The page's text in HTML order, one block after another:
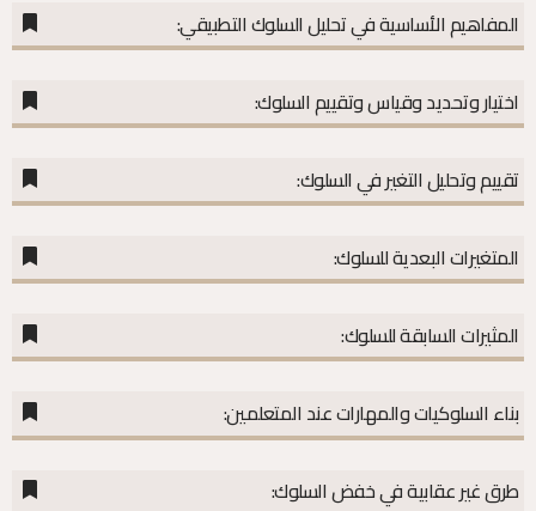
المفاهيم الأساسية في تحليل السلوك التطبيقي:
اختيار وتحديد وقياس وتقييم السلوك:
تقييم وتحليل التغير في السلوك:
المتغيرات البعدية للسلوك:
المثيرات السابقة للسلوك:
بناء السلوكيات والمهارات عند المتعلمين:
طرق غير عقابية في خفض السلوك: